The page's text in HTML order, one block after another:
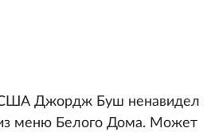
США Джордж Буш ненавидел
из меню Белого Дома. Может